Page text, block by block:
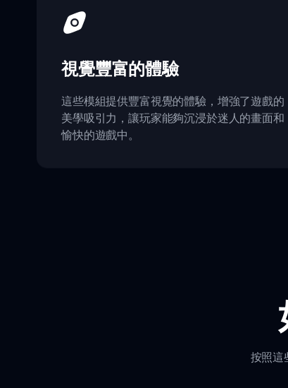
視覺豐富的體驗
這些模組提供豐富視覺的體驗，增強了遊戲的
美學吸引力，讓玩家能夠沉浸於迷人的畫面和
愉快的遊戲中。
按照這